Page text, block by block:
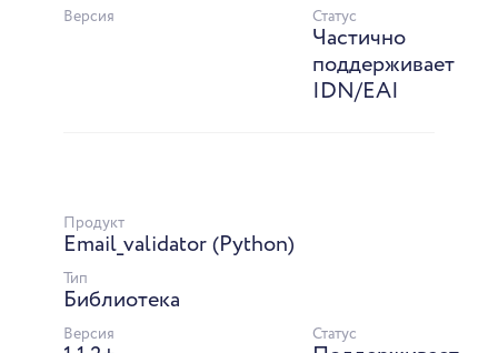
Версия Статус
Частично
поддерживает
IDN/EAI
Продукт
Email_validator (Python)
Тип
Библиотека
Версия Статус